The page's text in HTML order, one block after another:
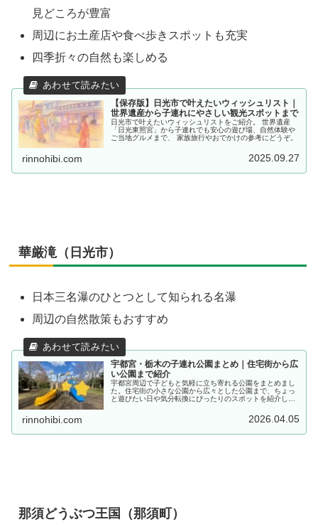
見どころが豊富
周辺にお土産店や食べ歩きスポットも充実
四季折々の自然も楽しめる
【保存版】日光市で叶えたいウィッシュリスト｜
世界遺産から子連れにやさしい観光スポットまで
日光市で叶えたいウィッシュリストをご紹介。 世界遺産
「日光東照宮」から子連れでも安心の遊び場、自然体験や
ご当地グルメまで、 家族旅行やおでかけの参考にどうぞ。
rinnohibi.com 2025.09.27
華厳滝（日光市）
日本三名瀑のひとつとして知られる名瀑
周辺の自然散策もおすすめ
宇都宮・栃木の子連れ公園まとめ｜住宅街から広
い公園まで紹介
宇都宮周辺で子どもと気軽に立ち寄れる公園をまとめまし
た。住宅街の小さな公園から広々とした公園まで、ちょっ
と遊びたい日や気分転換にぴったりのスポットを紹介しま
rinnohibi.com 2026.04.05
那須どうぶつ王国（那須町）